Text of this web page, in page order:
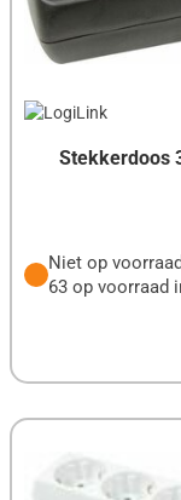
Stekkerdoos
Niet op
63 op voorraad